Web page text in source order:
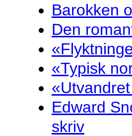
Barokken
Den
«Typisk
Edward
skriv